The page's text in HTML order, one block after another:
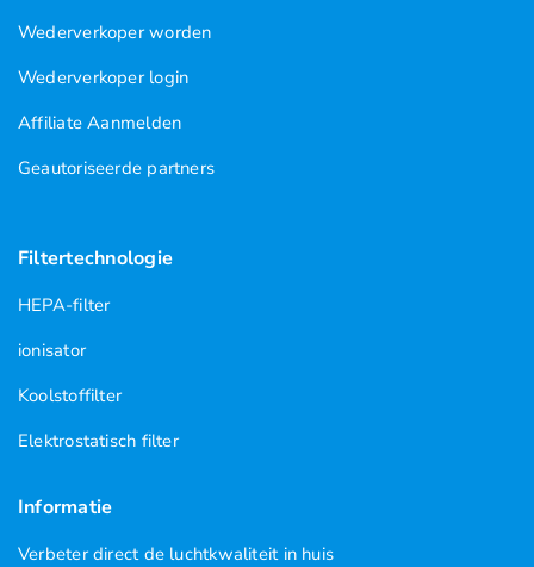
Wederverkoper worden
Wederverkoper login
Affiliate Aanmelden
Geautoriseerde partners
Filtertechnologie
HEPA-filter
ionisator
Koolstoffilter
Elektrostatisch filter
Informatie
Verbeter direct de luchtkwaliteit in huis